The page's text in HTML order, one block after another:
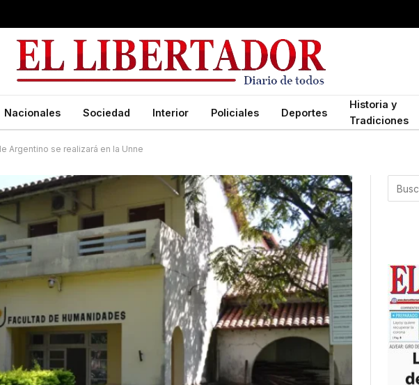
Nacionales Sociedad Interior Policiales Deportes
Historia y
Tradiciones
Argentino se realizará en la Unne